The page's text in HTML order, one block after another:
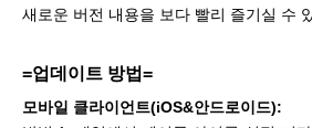
새로운 버전 내용을 보다 빨리 즐기실 수
=업데이트 방법=
모바일 클라이언트(iOS&안드로이드):